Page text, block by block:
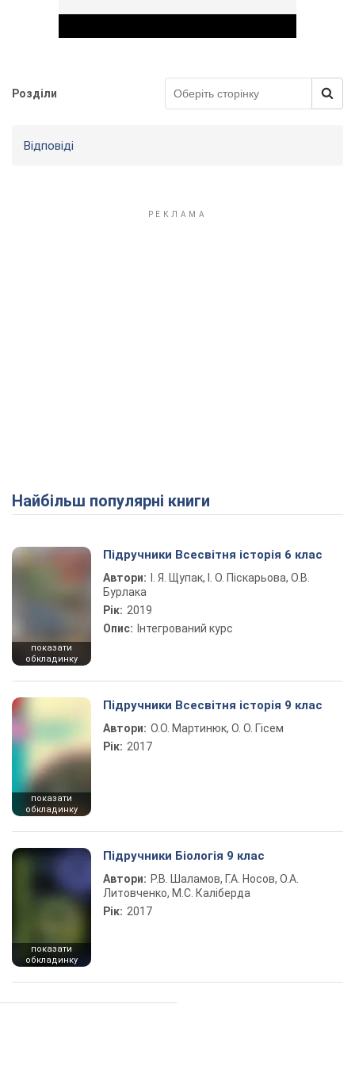
Розділи
Відповіді
Найбільш популярні книги
показати
обкладинку
Підручники Всесвітня історія 6 клас
Автори:
І. Я. Щупак, І. О. Піскарьова, О.В.
Бурлака
Рік: 2019
Опис: Інтегрований курс
показати
обкладинку
Підручники Всесвітня історія 9 клас
Автори: О.О. Мартинюк, О. О. Гісем
Рік: 2017
показати
обкладинку
Підручники Біологія 9 клас
Автори: Р.В. Шаламов, Г.А. Носов, О.А.
Литовченко, М.С. Каліберда
Рік: 2017